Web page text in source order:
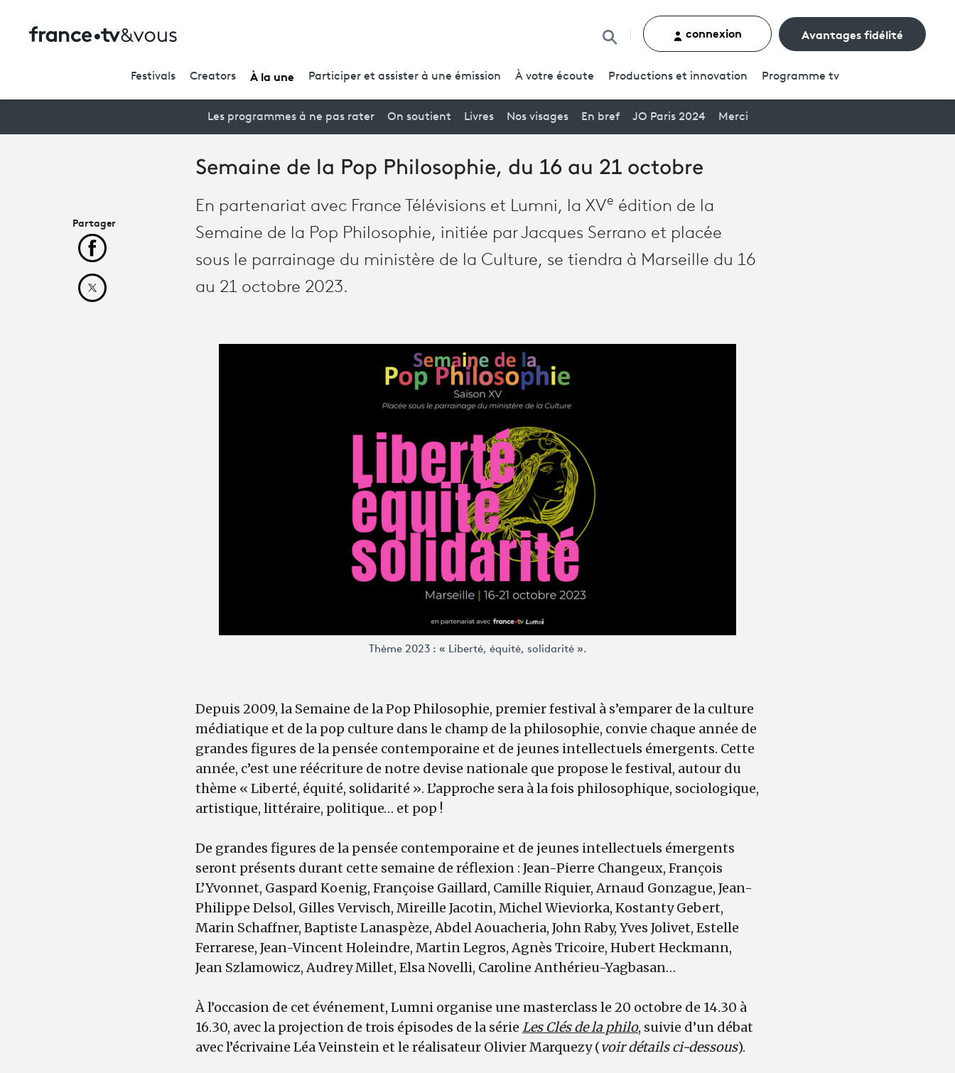
Rechercher un contenu
connexion Avantages fidélité
Festivals Creators À la une Participer et assister à une émission À votre écoute Productions et innovation Programme tv
Les programmes à ne pas rater On soutient Livres Nos visages En bref JO Paris 2024 Merci
Semaine de la Pop Philosophie, du 16 au 21 octobre
En partenariat avec France Télévisions et Lumni, la XVe édition de la
Semaine de la Pop Philosophie, initiée par Jacques Serrano et placée
sous le parrainage du ministère de la Culture, se tiendra à Marseille du 16
au 21 octobre 2023.
Thème 2023 : « Liberté, équité, solidarité ».
Depuis 2009, la Semaine de la Pop Philosophie, premier festival à s’emparer de la culture
médiatique et de la pop culture dans le champ de la philosophie, convie chaque année de
grandes figures de la pensée contemporaine et de jeunes intellectuels émergents. Cette
année, c’est une réécriture de notre devise nationale que propose le festival, autour du
thème « Liberté, équité, solidarité ». L’approche sera à la fois philosophique, sociologique,
artistique, littéraire, politique… et pop !
De grandes figures de la pensée contemporaine et de jeunes intellectuels émergents
seront présents durant cette semaine de réflexion : Jean-Pierre Changeux, François
L’Yvonnet, Gaspard Koenig, Françoise Gaillard, Camille Riquier, Arnaud Gonzague, Jean-
Philippe Delsol, Gilles Vervisch, Mireille Jacotin, Michel Wieviorka, Kostanty Gebert,
Marin Schaffner, Baptiste Lanaspèze, Abdel Aouacheria, John Raby, Yves Jolivet, Estelle
Ferrarese, Jean-Vincent Holeindre, Martin Legros, Agnès Tricoire, Hubert Heckmann,
Jean Szlamowicz, Audrey Millet, Elsa Novelli, Caroline Anthérieu-Yagbasan…
À l’occasion de cet événement, Lumni organise une masterclass le 20 octobre de 14.30 à
16.30, avec la projection de trois épisodes de la série Les Clés de la philo, suivie d’un débat
avec l’écrivaine Léa Veinstein et le réalisateur Olivier Marquezy (voir détails ci-dessous).
Partager
Partager cet article sur Facebook
Partager cet article sur X